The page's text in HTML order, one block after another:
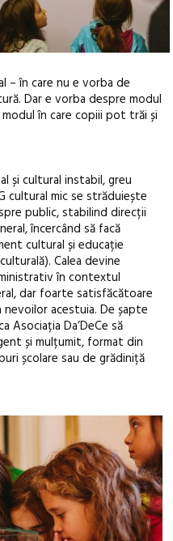
– în care nu e vorba de
Dar e vorba despre modul
în care copiii pot trăi și
și cultural instabil, greu
cultural mic se străduiește
public, stabilind direcții
încercând să facă
cultural și educație
Calea devine
în contextul
dar foarte satisfăcătoare
acestuia. De șapte
Asociația Da’DeCe să
și mulțumit, format din
școlare sau de grădiniță